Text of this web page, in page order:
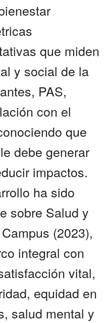
que miden
y social de la
PAS,
con el
que
debe generar
impactos.
ha sido
sobre Salud y
(2023),
integral con
vital,
equidad en
salud mental y